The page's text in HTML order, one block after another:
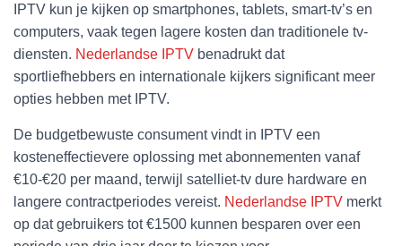
IPTV kun je kijken op smartphones, tablets, smart-tv’s en
computers, vaak tegen lagere kosten dan traditionele tv-
diensten. Nederlandse IPTV benadrukt dat
sportliefhebbers en internationale kijkers significant meer
opties hebben met IPTV.
De budgetbewuste consument vindt in IPTV een
kosteneffectievere oplossing met abonnementen vanaf
€10-€20 per maand, terwijl satelliet-tv dure hardware en
langere contractperiodes vereist. Nederlandse IPTV merkt
op dat gebruikers tot €1500 kunnen besparen over een